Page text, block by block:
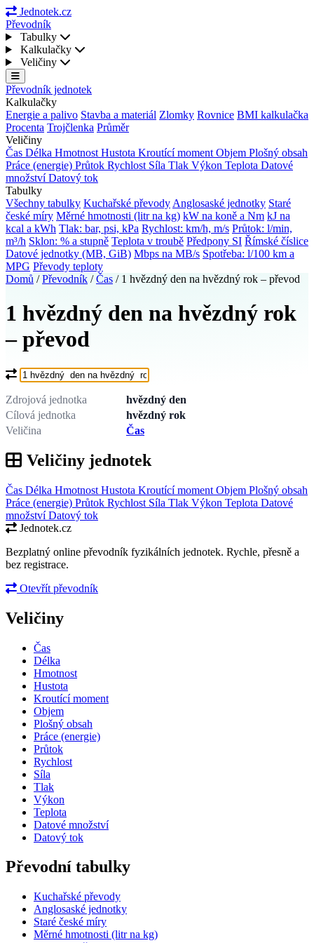
Jednotek.cz
Převodník
Tabulky
Kalkulačky
Veličiny
Převodník jednotek
Kalkulačky
Energie a palivo Stavba a materiál Zlomky Rovnice BMI kalkulačka
Procenta Trojčlenka Průměr
Veličiny
Čas Délka Hmotnost Hustota Kroutící moment Objem Plošný obsah
Práce (energie) Průtok Rychlost Síla Tlak Výkon Teplota Datové
množstvíDatový tok
Tabulky
Všechny tabulky Kuchařské převody Anglosaské jednotky Staré
české míry Měrné hmotnosti (litr na kg) kW na koně a Nm kJ na
kcal a kWh Tlak: bar, psi, kPa Rychlost: km/h, m/s Průtok: l/min,
m³/h Sklon: % a stupně Teplota v troubě Předpony SI Římské číslice
Datové jednotky (MB, GiB) Mbps na MB/s Spotřeba: l/100 km a
MPG Převody teploty
Domů / Převodník / Čas / 1 hvězdný den na hvězdný rok – převod
1 hvězdný den na hvězdný rok
– převod
Co chcete převést?
Zdrojová jednotka
hvězdný den
Cílová jednotka
hvězdný rok
Veličina
Čas
Veličiny jednotek
Čas Délka Hmotnost Hustota Kroutící moment Objem Plošný obsah
Práce (energie) Průtok Rychlost Síla Tlak Výkon Teplota Datové
množstvíDatový tok
Jednotek.cz
Bezplatný online převodník fyzikálních jednotek. Rychle, přesně a
bez registrace.
Otevřít převodník
Veličiny
Čas
Délka
Hmotnost
Hustota
Kroutící moment
Objem
Plošný obsah
Práce (energie)
Průtok
Rychlost
Síla
Tlak
Výkon
Teplota
Datové množství
Datový tok
Převodní tabulky
Kuchařské převody
Anglosaské jednotky
Staré české míry
Měrné hmotnosti (litr na kg)